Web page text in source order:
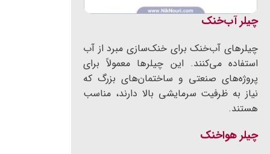
چیلر آب‌خنک
چیلرهای آب‌خنک برای خنک‌سازی مبرد از آب
استفاده می‌کنند. این چیلرها معمولاً برای
پروژه‌های صنعتی و ساختمان‌های بزرگ که
نیاز به ظرفیت سرمایشی بالا دارند، مناسب
هستند.
چیلر هواخنک